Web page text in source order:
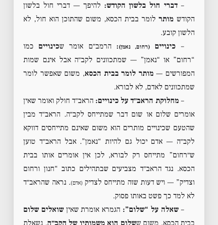
–דברי חול בלשון הקודש: להיפך — דברי חול בלשון
הקודש מותר לומר בבית הכסא, משום שהתוכן הוא חול, לא
הלשון קובע.
– כינויים (רחום, נאמן): הרמב״ם אומר שכינוייםכמו
“רחום” או “נאמן” — שמתכוונים לקב״ה אבל אינם שמות
המפורשים — מותר לומר בבית הכסא, משום שאפשר לומר
שמתכוונים לאדם, לא לבורא.
– מחלוקת הראב״ד על כינויים: הראב״ד חולק ואומר שאין
אומרים שלום או שום דבר שמתייחס לקב״ה. הראב״ד מבין
שהטעם שכינויים מותרים הוא משום שאינם מתייחסים דווקא
לקב״ה — אדם יכול גם להיות “נאמן”. אבל הראב״ד טוען
ש״רחום” מתייחס רק לבורא, לכן אין אומרים אותו בבית
הכסא. נגד הראב״ד מצביעים שבתהילים כתוב “חנון ורחום
וצדיק” — ויש דעות שזה מתייחס לצדיק (אדם). נראה שהראב״ד
לא למד כך פשט באותו פסוק.
–שאלה על “שלום”: הגמרא אומרת שאיןשואלים שלום
בבית הכסא, משום ששלום הוא משמותיו של הקב״ה. נשאלת